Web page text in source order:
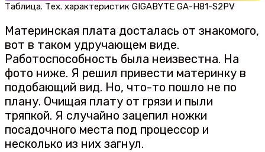
Таблица. Тех. характеристик GIGABYTE GA-H81-S2PV
Материнская плата досталась от знакомого,
вот в таком удручающем виде.
Работоспособность была неизвестна. На
фото ниже. Я решил привести материнку в
подобающий вид. Но, что-то пошло не по
плану. Очищая плату от грязи и пыли
тряпкой. Я случайно зацепил ножки
посадочного места под процессор и
несколько из них загнул.